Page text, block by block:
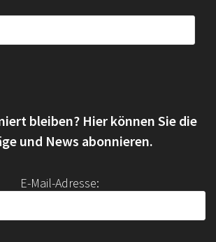
n
a
:
bleiben? Hier können Sie die
und News abonnieren.
E-Mail-Adresse: